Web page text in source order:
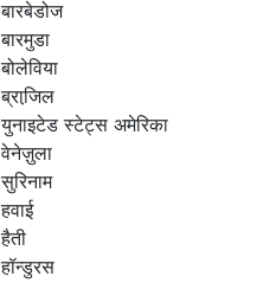
बारबेडोज
बारमुडा
बोलेविया
ब्राजि़ल
युनाइटेड स्टेट्स अमेरिका
वेनेज़ुला
सुरिनाम
हवाई
हैती
हॉन्डुरस